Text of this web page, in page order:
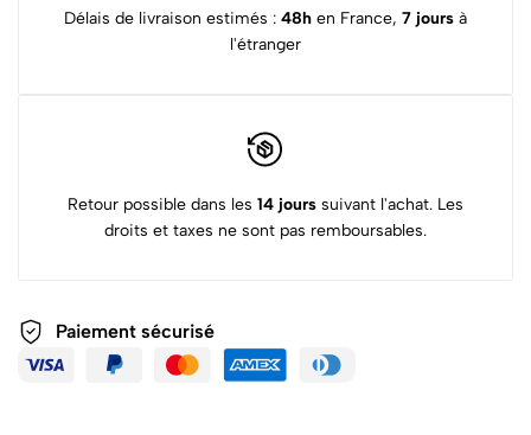
Délais de livraison estimés : 48h en France, 7 jours à
l'étranger
Retour possible dans les 14 jours suivant l'achat. Les
droits et taxes ne sont pas remboursables.
Paiement sécurisé